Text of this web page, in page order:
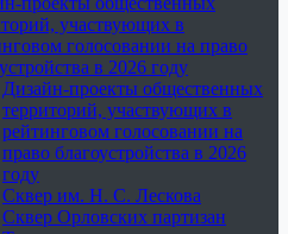
участвующих в
голосовании на право
в 2026 году
Дизайн-проекты общественных
территорий, участвующих в
рейтинговом голосовании на
право благоустройства в 2026
году
Сквер им. Н. С. Лескова
Сквер Орловских партизан